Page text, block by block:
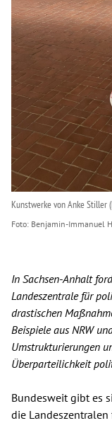
Kunstwerke von Anke Stiller
Benjamin-Immanuel
In Sachsen-Anhalt
Landeszentrale für
drastischen
Beispiele aus NRW
Umstrukturierungen
Überparteilichkeit
Bundesweit gibt es
die